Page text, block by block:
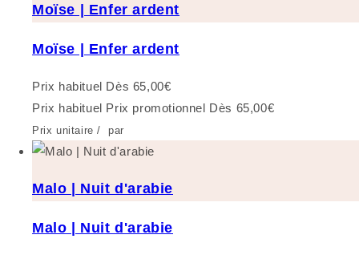
Moïse | Enfer ardent
Moïse | Enfer ardent
Prix habituel Dès 65,00€
Prix habituel Prix promotionnel Dès 65,00€
Prix unitaire / par
Malo | Nuit d'arabie
Malo | Nuit d'arabie